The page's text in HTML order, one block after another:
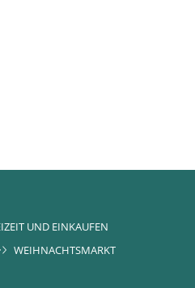
UND EINKAUFEN
WEIHNACHTSMARKT